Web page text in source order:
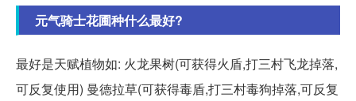
元气骑士花圃种什么最好?
最好是天赋植物如: 火龙果树(可获得火盾,打三村飞龙掉落,
可反复使用) 曼德拉草(可获得毒盾,打三村毒狗掉落,可反复